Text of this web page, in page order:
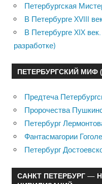
Петербургская
В Петербурге XVIII
В Петербурге XIX
разработке)
ПЕТЕРБУРГСКИЙ МИФ
Предтеча
Пророчества
Петербург
Фантасмагории
Петербург
САНКТ ПЕТЕРБУРГ —